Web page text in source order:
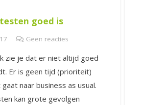
goed is
Geen reacties
zie je dat er niet altijd goed
Er is geen tijd (prioriteit)
naar business as usual.
kan grote gevolgen